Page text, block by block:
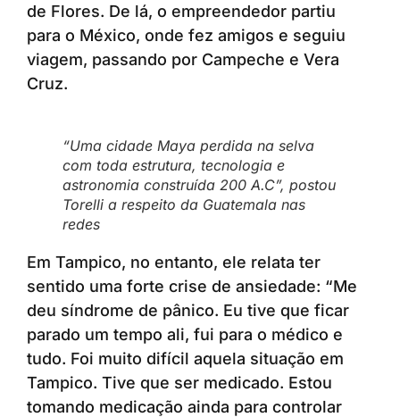
de Flores. De lá, o empreendedor partiu
para o México, onde fez amigos e seguiu
viagem, passando por Campeche e Vera
Cruz.
“Uma cidade Maya perdida na selva
com toda estrutura, tecnologia e
astronomia construída 200 A.C”, postou
Torelli a respeito da Guatemala nas
redes
Em Tampico, no entanto, ele relata ter
sentido uma forte crise de ansiedade: “Me
deu síndrome de pânico. Eu tive que ficar
parado um tempo ali, fui para o médico e
tudo. Foi muito difícil aquela situação em
Tampico. Tive que ser medicado. Estou
tomando medicação ainda para controlar